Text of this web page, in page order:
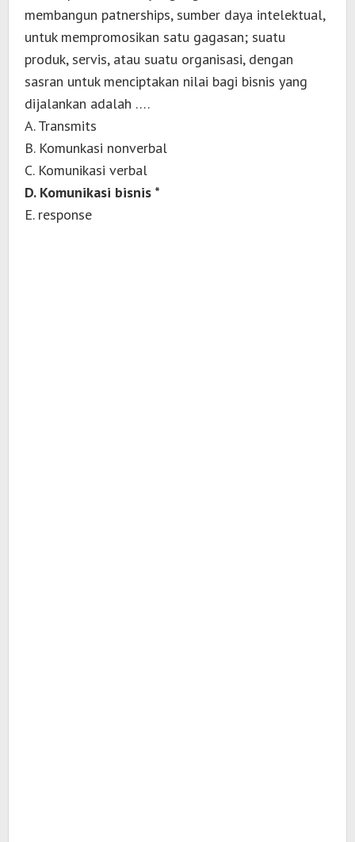
membangun patnerships, sumber daya intelektual,
untuk mempromosikan satu gagasan; suatu
produk, servis, atau suatu organisasi, dengan
sasran untuk menciptakan nilai bagi bisnis yang
dijalankan adalah ….
A. Transmits
B. Komunkasi nonverbal
C. Komunikasi verbal
D. Komunikasi bisnis *
E. response